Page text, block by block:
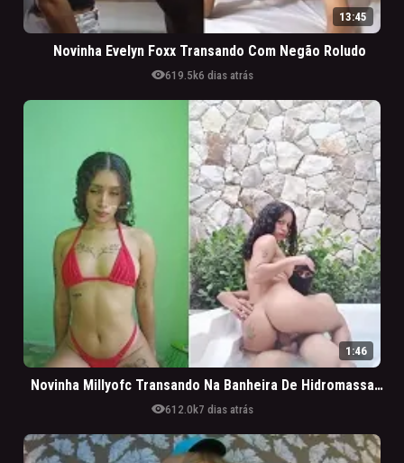
13:45
Novinha Evelyn Foxx Transando Com Negão Roludo
visibility619.5k6 dias atrás
1:46
Novinha Millyofc Transando Na Banheira De Hidromassagem
visibility612.0k7 dias atrás